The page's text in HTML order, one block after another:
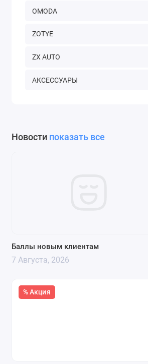
OMODA
ZOTYE
ZX AUTO
АКСЕССУАРЫ
Новости показать все
Баллы новым клиентам
7 Августа, 2026
% Акция